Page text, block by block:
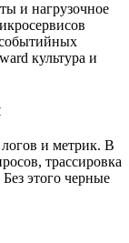
и нагрузочное
событийных
культура и
и метрик. В
трассировка
этого черные